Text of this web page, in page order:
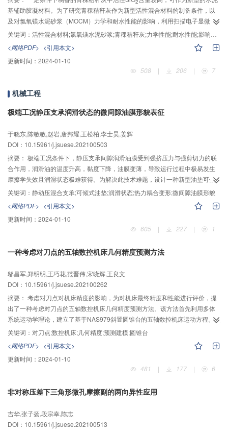
（约为55 Pa），故可达到高效湍流减阻。
2
基辅助胶凝材料。为了研究青稞秸秆灰作为新型活性混合材料的制备条件，以
及对氯氧镁水泥砂浆（MOCM）力学和耐水性能的影响，利用扫描电子显微
镜、X射线衍射仪、傅里叶红外光谱仪以及激光粒度仪等微观测试技术，研究不
同煅烧及研磨条件下，青稞秸秆灰的活性；通过力学测试，分析不同掺入方式
及青稞秸秆灰掺量的MOCM耐水性能；利用核磁共振技术测试MOCM的孔结
构；通过红外光谱及微观形貌表征MOCM的微观结构；最后，揭示青稞秸秆灰
对MOCM力学及耐水性能的影响机理。结果表明，青稞秸秆自然焚烧后，在
秸秆灰，外掺方式比内掺方式可以获得更优的力学及耐水性能。随着青稞秸秆
灰掺量的增加，外掺时，干燥、饱水状态下抗压强度先增大后减小；内掺时，
干燥及饱水状态抗压强度不断减小。青稞秸秆灰外掺量为5%时力学性能最好，
化硅酸镁（M—S—H）凝胶。有害、多害孔隙比例显著减少，从而优化孔隙结
构，显著提高耐水性能。
关键词： 活性混合材料;氯氧镁水泥砂浆;青稞秸秆灰;力学性能;耐水性能;影响机理
<网络PDF> <引用本文>
更新时间： 2024-01-10
508
| 206 | 7
机械工程
极端工况静压支承润滑状态的微间隙油膜形貌表征
于晓东,陈敏敏,赵岩,唐邦耀,王松柏,李士昊,姜辉
DOI：10.15961/j.jsuese.202100503
摘要： 极端工况条件下，静压支承间隙润滑油膜受到强挤压力与强剪切力的联
合作用，润滑油的温度升高，黏度下降，油膜变薄，导致运行过程中极易发生
摩擦学失效且润滑状态极难获得。为解决此技术难题，设计一种新型油垫可倾
式静压支承结构，形成静动压混合推力轴承，提出利用微间隙油膜形貌来表征
静压支承润滑状态的想法。针对新型双矩形腔油垫可倾式静压支承，建立温升
和功耗、热固耦合变形、流固耦合变形及油膜形状等数学模型。使用
Solidworks 3维软件建立静压支承油膜的3维几何模型，利用ANSYS ICEM 软件
进行高质量的间隙油膜结构化网格划分，将油膜网格导入ANSYS CFX设置对应
解并分析极端工况下微间隙油膜温度场和油膜压力场分布特征，求得摩擦副热
形貌，判断静压支承润滑状态。搭建油膜厚度测量装置，获得油膜厚度状态，
验证理论分析和数值模拟所获得的油膜形貌的正确性。结果表明：极端工况
下，该新型结构润滑效果大大改善，轻载高速时热变形起主导作用，油膜厚度
差异较大；低速重载时力变形占主导地位，油膜较平滑；油腔外侧封油边交角
处变形最大，此处油膜最薄，易发生摩擦学失效。
关键词： 静动压混合支承;可倾式油垫;润滑状态;热力耦合变形;微间隙油膜形貌
<网络PDF> <引用本文>
更新时间： 2024-01-10
605
| 227 | 1
一种考虑对刀点的五轴数控机床几何精度预测方法
邬昌军,郑明明,王巧花,范晋伟,宋晓辉,王良文
DOI：10.15961/j.jsuese.202100262
摘要： 考虑对刀点对机床精度的影响，为对机床最终精度和性能进行评价，提
出了一种考虑对刀点的五轴数控机床几何精度预测方法。该方法首先利用多体
系统运动学理论，建立了基于NAS979斜置圆锥台的五轴数控机床运动方程。以
此为基础，建立了基于对刀点的试件实际加工位置求解方程和数控加工指令求
解方程，建立了五轴数控机床几何精度预测模型，预测了圆锥台圆度、同轴度
和倾斜度等精度指标。然后，开展了五轴数控机床精度的仿真预测。圆锥台圆
度、同轴度、倾斜度的预测值分别为0.029 mm、
mm，而圆锥台圆度、同轴度、倾斜度的标准公差要求值分别为0.100 mm、
足标准公差精度要求。最后，为了验证该方法的有效性性，开展了斜置圆锥台
mm、$\phi $0.0931 mm和0.0282 mm，最小值分别为0.0316 mm、
$0.0658 mm和0.0246 mm，测量均值分别为0.0356 mm、
关键词： 对刀点;数控机床;几何精度;预测建模;圆锥台
<网络PDF> <引用本文>
更新时间： 2024-01-10
481
| 177 | 6
非对称压差下三角形微孔摩擦副的两向异性应用
吉华,张子扬,段宗幸,陈志
DOI：10.15961/j.jsuese.202100513